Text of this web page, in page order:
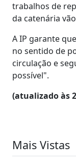
trabalhos de
da catenária
A IP garante
no sentido de
circulação e
possível".
(atualizado às
Mais Vistas